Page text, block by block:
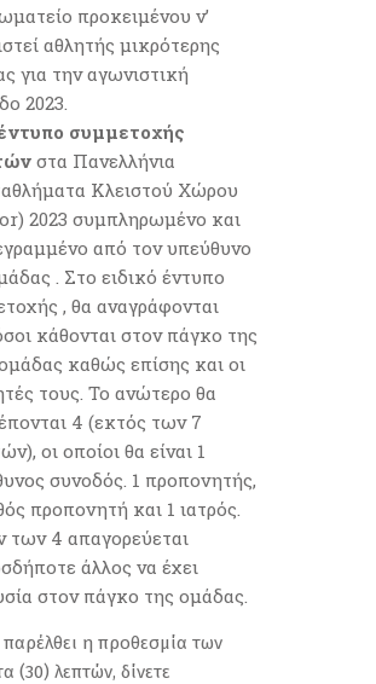
προκειμένου ν’
αθλητής μικρότερης
για την αγωνιστική
2023.
συμμετοχής
στα Πανελλήνια
Κλειστού Χώρου
2023 συμπληρωμένο και
από τον υπεύθυνο
. Στο ειδικό έντυπο
, θα αναγράφονται
κάθονται στον πάγκο της
καθώς επίσης και οι
τους. Το ανώτερο θα
4 (εκτός των 7
οι οποίοι θα είναι 1
συνοδός. 1 προπονητής,
προπονητή και 1 ιατρός.
των 4 απαγορεύεται
άλλος να έχει
στον πάγκο της ομάδας.
παρέλθει η προθεσμία των
(30) λεπτών, δίνετε